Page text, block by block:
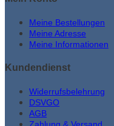
Meine Bestellungen
Meine Adresse
Meine Informationen
Kundendienst
Widerrufsbelehrung
DSVGO
AGB